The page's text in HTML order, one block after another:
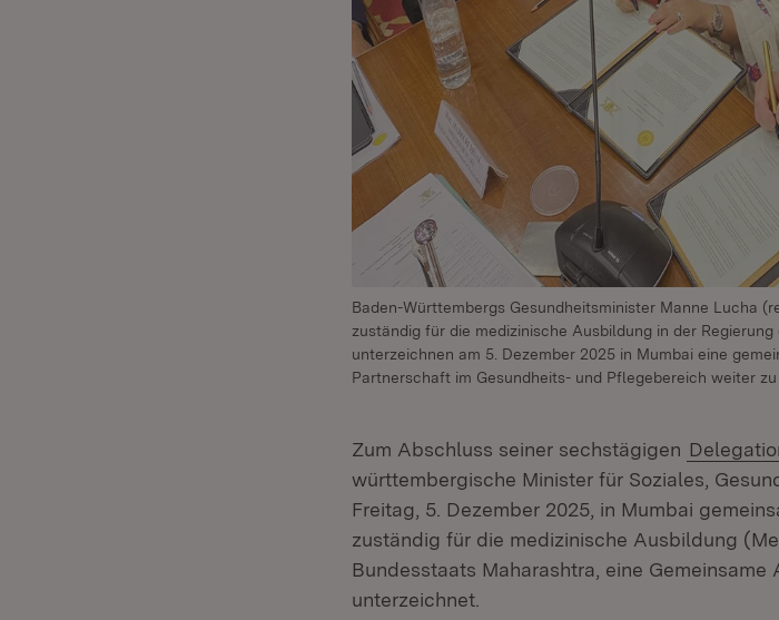
Baden-Württembergs Gesundheitsminister Manne Lucha
zuständig für die medizinische Ausbildung in der
unterzeichnen am 5. Dezember 2025 in Mumbai eine
Partnerschaft im Gesundheits- und Pflegebereich weiter zu
Zum Abschluss seiner sechstägigen
württembergische Minister für Soziales,
Freitag, 5. Dezember 2025, in Mumbai
zuständig für die medizinische Ausbildung
Bundesstaats Maharashtra, eine
unterzeichnet.